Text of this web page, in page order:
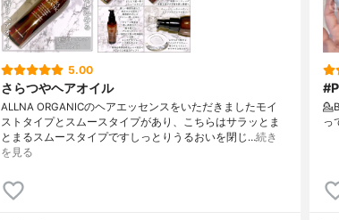
5.00
さらつやヘアオイル
ALLNA ORGANICのヘアエッセンスをいただきましたモイ
ストタイプとスムースタイプがあり、こちらはサラッとま
とまるスムースタイプですしっとりうるおいを閉じ…続き
を見る
っ